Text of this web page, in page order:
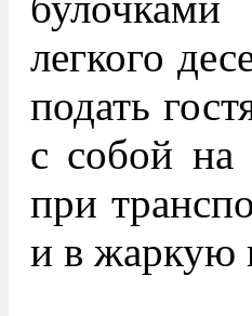
легкого
подать
с собой
при
и в жаркую